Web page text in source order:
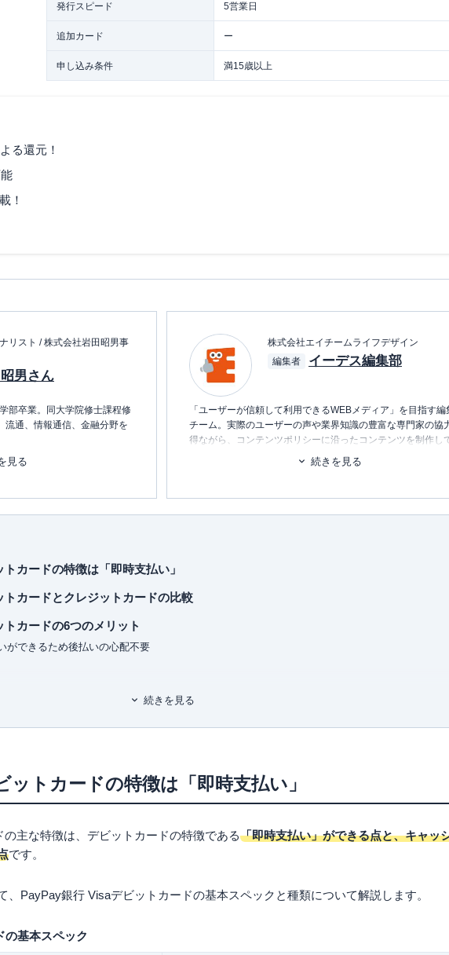
発行スピード 5営業日
追加カード ー
申し込み条件 満15歳以上
る還元！
！
リスト / 株式会社岩田昭男事
男さん
部卒業。同大学院修士課程修
流通、情報通信、金融分野を
ーの研究で、すでに30年間に
・現カドカワ）
）
Ｋ出版）
50冊以上監修しキャッシュレ
ている。
道場」、まぐまぐでメルマガ
見る
株式会社エイチームライフデザイン
編集者
イーデス編集部
「ユーザーが信頼して利用できるWEBメディア」を目指す編
チーム。実際のユーザーの声や業界知識の豊富な専門家の協
得ながら、コンテンツポリシーに沿ったコンテンツを制作し
ます。暮らしに関するトピックを中心に、読者の「まよい」
消し、最適な選択を支援するためのコンテンツを制作中です。
■書籍
初心者でもわかる！お金に関するアレコレの選び方BOOK
有料職業紹介事業
続きを見る
カードの特徴は「即時支払い」
カードとクレジットカードの比較
カードの6つのメリット
ができるため後払いの心配不要
カードの5つのデメリット
けない
カードの利用に向いている人
キャッシュレス決済をしたい人
続きを見る
トカードの特徴は「即時支払い」
主な特徴は、デビットカードの特徴である「即時支払い」ができる点と、キャッ
です。
、PayPay銀行 Visaデビットカードの基本スペックと種類について解説します。
の基本スペック